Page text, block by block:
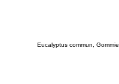
Eucalyptus commun,